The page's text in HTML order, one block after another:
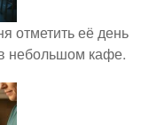
отметить её день
небольшом кафе.